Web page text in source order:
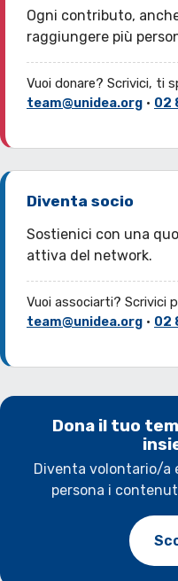
Ogni contributo,
raggiungere più
Vuoi donare? Scrivici, ti
team@unidea.org · 02
Diventa socio
Sostienici con una
attiva del network.
Vuoi associarti? Scrivici
team@unidea.org · 02
Dona il tuo
Diventa volontario/a
persona i